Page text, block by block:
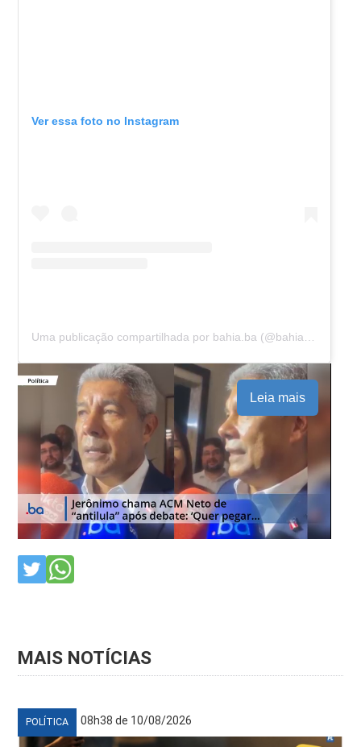
Ver essa foto no Instagram
Leia mais
MAIS NOTÍCIAS
POLÍTICA 08h38 de 10/08/2026